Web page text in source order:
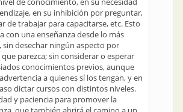
en su inhibición por preguntar,
de trabajar para capacitarse, etc. Esto
con una enseñanza desde lo más
sin desechar ningún aspecto por
parezca; sin considerar o esperar
conocimientos previos, aunque
a quienes sí los tengan, y en
dictar cursos con distintos niveles.
y paciencia para promover la